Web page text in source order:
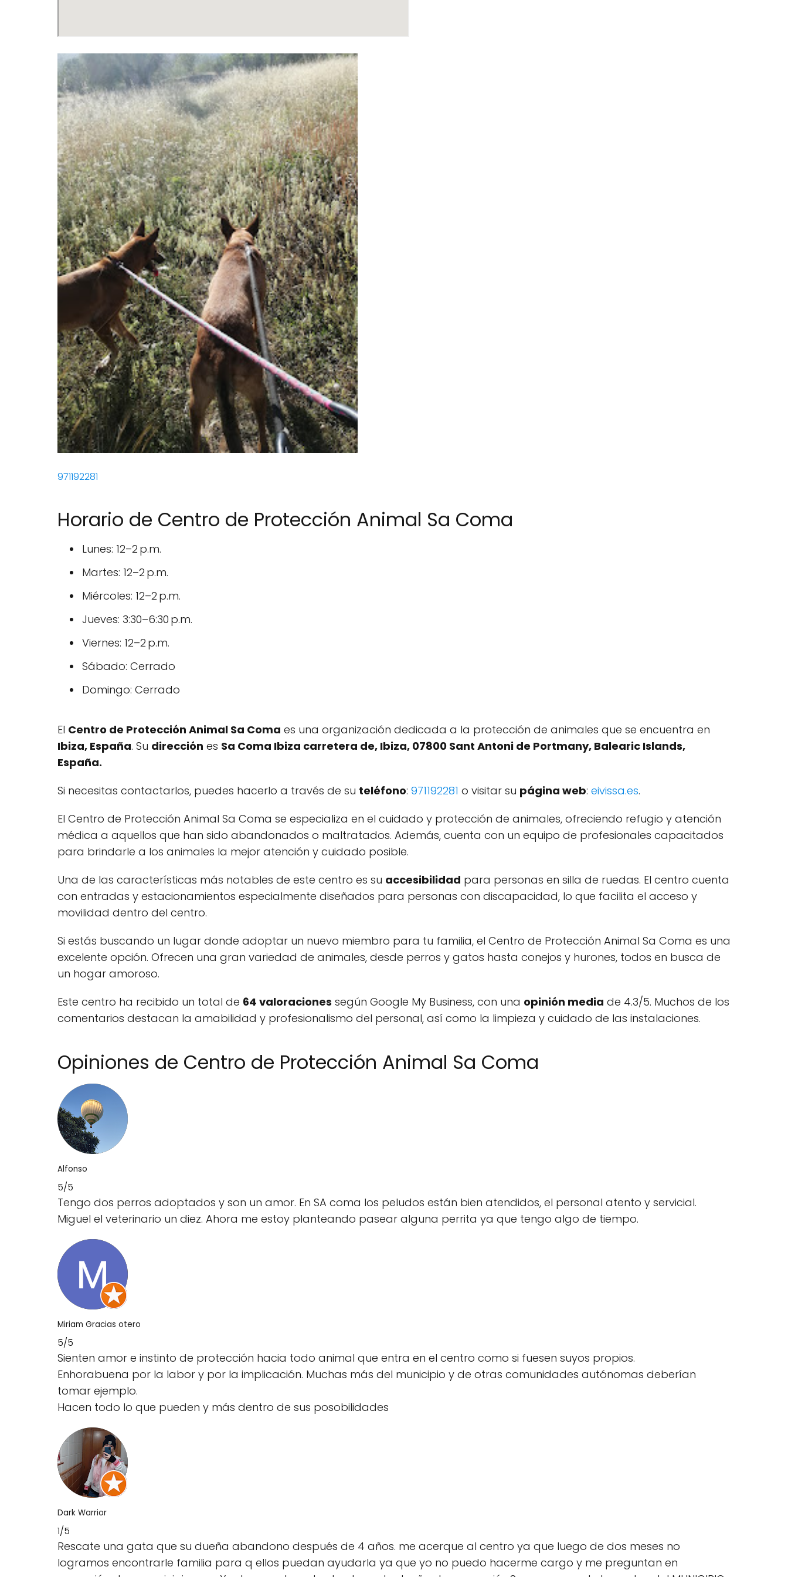
971192281
Horario de Centro de Protección Animal Sa Coma
Lunes: 12–2 p.m.
Martes: 12–2 p.m.
Miércoles: 12–2 p.m.
Jueves: 3:30–6:30 p.m.
Viernes: 12–2 p.m.
Sábado: Cerrado
Domingo: Cerrado
El Centro de Protección Animal Sa Coma es una organización dedicada a la protección de animales que se encuentra en
Ibiza, España. Su dirección es Sa Coma Ibiza carretera de, Ibiza, 07800 Sant Antoni de Portmany, Balearic Islands,
España.
Si necesitas contactarlos, puedes hacerlo a través de su teléfono: 971192281 o visitar su página web: eivissa.es.
El Centro de Protección Animal Sa Coma se especializa en el cuidado y protección de animales, ofreciendo refugio y atención
médica a aquellos que han sido abandonados o maltratados. Además, cuenta con un equipo de profesionales capacitados
para brindarle a los animales la mejor atención y cuidado posible.
Una de las características más notables de este centro es su accesibilidad para personas en silla de ruedas. El centro cuenta
con entradas y estacionamientos especialmente diseñados para personas con discapacidad, lo que facilita el acceso y
movilidad dentro del centro.
Si estás buscando un lugar donde adoptar un nuevo miembro para tu familia, el Centro de Protección Animal Sa Coma es una
excelente opción. Ofrecen una gran variedad de animales, desde perros y gatos hasta conejos y hurones, todos en busca de
un hogar amoroso.
Este centro ha recibido un total de 64 valoraciones según Google My Business, con una opinión media de 4.3/5. Muchos de los
comentarios destacan la amabilidad y profesionalismo del personal, así como la limpieza y cuidado de las instalaciones.
Opiniones de Centro de Protección Animal Sa Coma
Alfonso
5/5
Tengo dos perros adoptados y son un amor. En SA coma los peludos están bien atendidos, el personal atento y servicial.
Miguel el veterinario un diez. Ahora me estoy planteando pasear alguna perrita ya que tengo algo de tiempo.
Miriam Gracias otero
5/5
Sienten amor e instinto de protección hacia todo animal que entra en el centro como si fuesen suyos propios.
Enhorabuena por la labor y por la implicación. Muchas más del municipio y de otras comunidades autónomas deberían
tomar ejemplo.
Hacen todo lo que pueden y más dentro de sus posobilidades
Dark Warrior
1/5
Rescate una gata que su dueña abandono después de 4 años. me acerque al centro ya que luego de dos meses no
logramos encontrarle familia para q ellos puedan ayudarla ya que yo no puedo hacerme cargo y me preguntan en